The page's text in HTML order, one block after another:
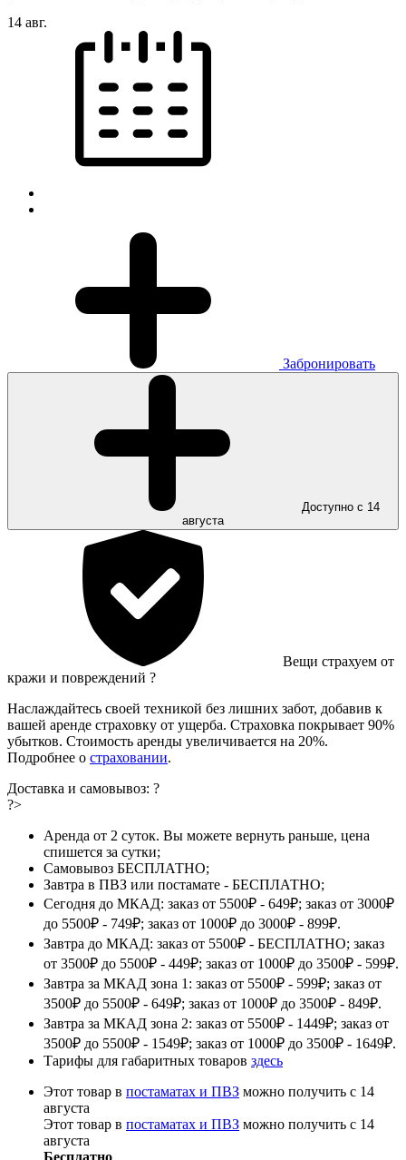
14 авг.
Забронировать
Доступно с 14
августа
Вещи страхуем от
кражи и повреждений ?
Наслаждайтесь своей техникой без лишних забот, добавив к
вашей аренде страховку от ущерба. Страховка покрывает 90%
убытков. Стоимость аренды увеличивается на 20%.
Подробнее о страховании.
Доставка и самовывоз: ?
?>
Аренда от 2 суток. Вы можете вернуть раньше, цена
спишется за сутки;
Самовывоз БЕСПЛАТНО;
Завтра в ПВЗ или постамате - БЕСПЛАТНО;
Сегодня до МКАД: заказ от 5500₽ - 649₽; заказ от 3000₽
до 5500₽ - 749₽; заказ от 1000₽ до 3000₽ - 899₽.
Завтра до МКАД: заказ от 5500₽ - БЕСПЛАТНО; заказ
от 3500₽ до 5500₽ - 449₽; заказ от 1000₽ до 3500₽ - 599₽.
Завтра за МКАД зона 1: заказ от 5500₽ - 599₽; заказ от
3500₽ до 5500₽ - 649₽; заказ от 1000₽ до 3500₽ - 849₽.
Завтра за МКАД зона 2: заказ от 5500₽ - 1449₽; заказ от
3500₽ до 5500₽ - 1549₽; заказ от 1000₽ до 3500₽ - 1649₽.
Тарифы для габаритных товаров здесь
Этот товар в постаматах и ПВЗ можно получить с 14
августа
Этот товар в постаматах и ПВЗ можно получить с 14
августа
Бесплатно